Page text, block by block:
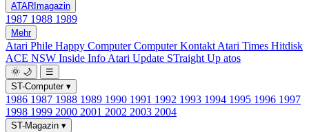
ATARImagazin
1987 1988 1989
Mehr
Atari Phile Happy ComputerComputer Kontakt Atari Times Hitdisk
ACE NSW Inside Info Atari Update STraight Up atos
🌞 🌙
☰
ST-Computer ▾
1986 1987 1988 1989 1990 1991 1992 1993 1994 1995 1996 1997
1998 1999 2000 2001 2002 2003 2004
ST-Magazin ▾